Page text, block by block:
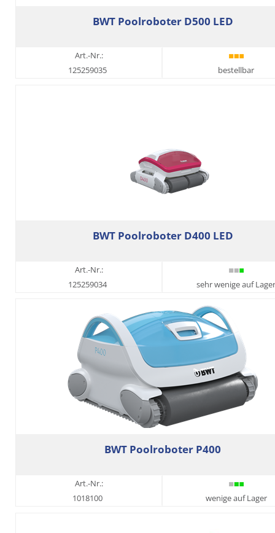
BWT Poolroboter D500 LED
Art.-Nr.:
125259035
bestellbar
BWT Poolroboter D400 LED
Art.-Nr.:
125259034
sehr wenige auf Lager
BWT Poolroboter P400
Art.-Nr.:
1018100
wenige auf Lager